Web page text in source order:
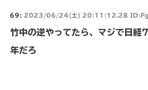
69: 2023/06/24(土) 20:11:12.28
竹中の逆やってたら、マジで日
年だろ